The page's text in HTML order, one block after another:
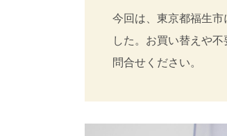
今回は、東京都福生
した。お買い替えや
問合せください。